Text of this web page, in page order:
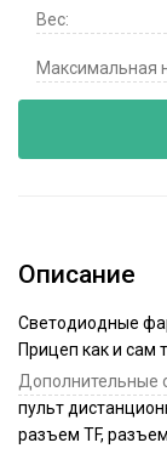
Вес:
Максимальная
Описание
Светодиодные
Прицеп как и сам
Дополнительные
пульт
разъем TF,